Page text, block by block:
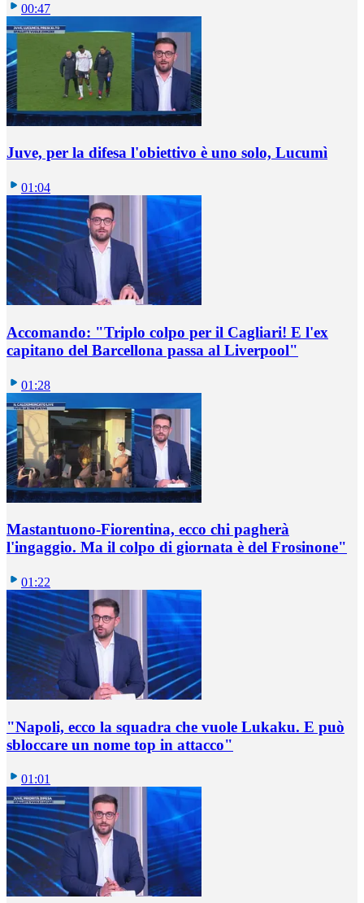
00:47
Juve, per la difesa l'obiettivo è uno solo, Lucumì
01:04
Accomando: "Triplo colpo per il Cagliari! E l'ex
capitano del Barcellona passa al Liverpool"
01:28
Mastantuono-Fiorentina, ecco chi pagherà
l'ingaggio. Ma il colpo di giornata è del Frosinone"
01:22
"Napoli, ecco la squadra che vuole Lukaku. E può
sbloccare un nome top in attacco"
01:01